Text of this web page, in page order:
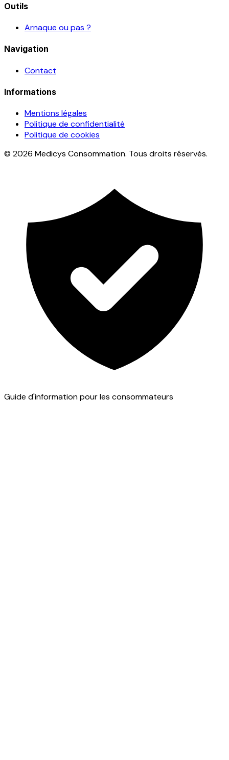
Outils
Arnaque ou pas ?
Navigation
Contact
Informations
Mentions légales
Politique de confidentialité
Politique de cookies
© 2026 Medicys Consommation. Tous droits réservés.
Guide d'information pour les consommateurs